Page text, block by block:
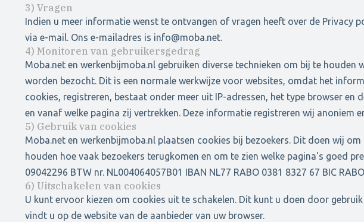
3) Vragen
Indien u meer informatie wenst te ontvangen of vragen heeft over de Privacy
via e-mail. Ons e-mailadres is info@moba.net.
4) Monitoren van gebruikersgedrag
Moba.net en werkenbijmoba.nl gebruiken diverse technieken om bij te
worden bezocht. Dit is een normale werkwijze voor websites, omdat het
cookies, registreren, bestaat onder meer uit IP-adressen, het type browser
en vanaf welke pagina zij vertrekken. Deze informatie registreren wij anoniem
5) Gebruik van cookies
Moba.net en werkenbijmoba.nl plaatsen cookies bij bezoekers. Dit doen wij
houden hoe vaak bezoekers terugkomen en om te zien welke pagina's goed
09042296 BTW nr. NL004064057B01 IBAN NL77 RABO 0381 8327 67 BIC
6) Uitschakelen van cookies
U kunt ervoor kiezen om cookies uit te schakelen. Dit kunt u doen door
vindt u op de website van de aanbieder van uw browser.